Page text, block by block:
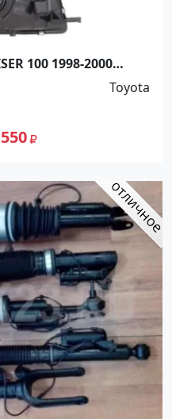
100 1998-2000
Toyota